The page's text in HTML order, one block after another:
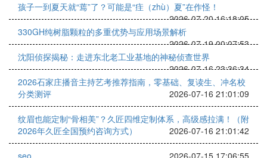
孩子一到夏天就“蔫”了？可能是“疰（zhù）夏”在作怪！
2026-07-20 16:18:05
330GH纯树脂颗粒的多重优势与应用场景解析
2026-07-19 00:07:53
沈阳侦探揭秘：走进东北老工业基地的神秘侦查世界
2026-07-16 23:36:34
2026石家庄播音主持艺考推荐指南，零基础、复读生、冲名校
分类测评
2026-07-16 21:01:09
纹眉也能定制“骨相美”？久匠四维定制体系，高级感拉满！（附
2026年久匠全国预约咨询方式）
2026-07-16 21:01:42
seo 2026-07-15 17:06:55